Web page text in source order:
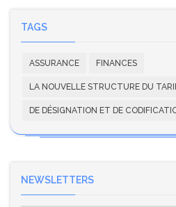
TAGS
ASSURANCE FINANCES
LA NOUVELLE STRUCTURE DU
DE DÉSIGNATION ET DE
NEWSLETTERS